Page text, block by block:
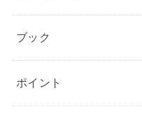
ブック
ポイント